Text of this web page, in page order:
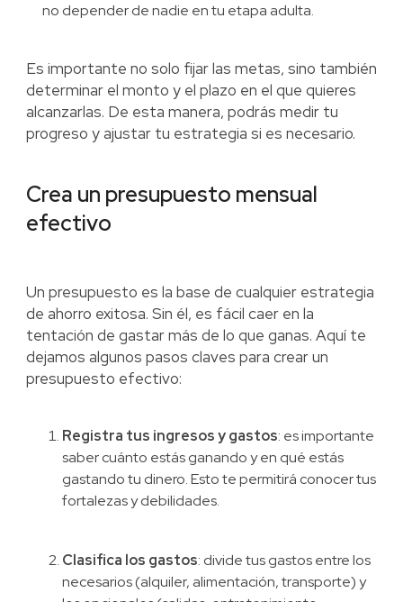
no depender de nadie en tu etapa adulta.
Es importante no solo fijar las metas, sino también
determinar el monto y el plazo en el que quieres
alcanzarlas. De esta manera, podrás medir tu
progreso y ajustar tu estrategia si es necesario.
Crea un presupuesto mensual
efectivo
Un presupuesto es la base de cualquier estrategia
de ahorro exitosa. Sin él, es fácil caer en la
tentación de gastar más de lo que ganas. Aquí te
dejamos algunos pasos claves para crear un
presupuesto efectivo:
Registra tus ingresos y gastos: es importante
saber cuánto estás ganando y en qué estás
gastando tu dinero. Esto te permitirá conocer tus
fortalezas y debilidades.
Clasifica los gastos: divide tus gastos entre los
necesarios (alquiler, alimentación, transporte) y